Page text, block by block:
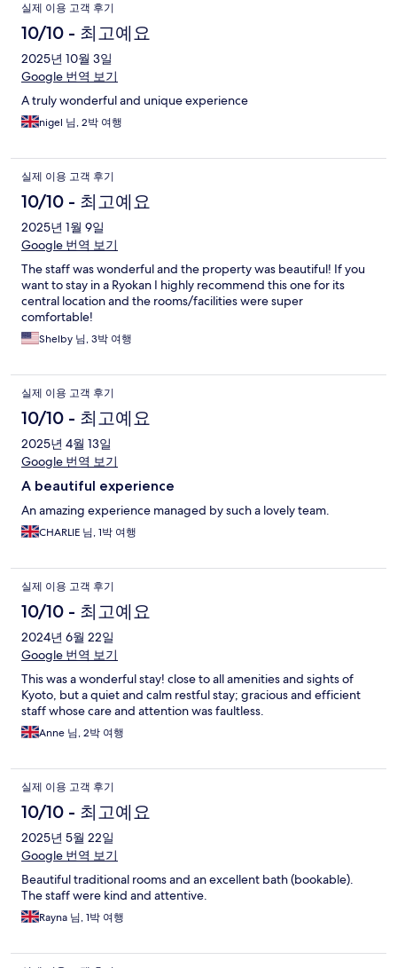
실제 이용 고객 후기
10/10 - 최고예요
2025년 10월 3일
Google 번역 보기
A truly wonderful and unique experience
nigel 님, 2박 여행
실제 이용 고객 후기
10/10 - 최고예요
2025년 1월 9일
Google 번역 보기
The staff was wonderful and the property was beautiful! If you
want to stay in a Ryokan I highly recommend this one for its
central location and the rooms/facilities were super
comfortable!
Shelby 님, 3박 여행
실제 이용 고객 후기
10/10 - 최고예요
2025년 4월 13일
Google 번역 보기
A beautiful experience
An amazing experience managed by such a lovely team.
CHARLIE 님, 1박 여행
실제 이용 고객 후기
10/10 - 최고예요
2024년 6월 22일
Google 번역 보기
This was a wonderful stay! close to all amenities and sights of
Kyoto, but a quiet and calm restful stay; gracious and efficient
staff whose care and attention was faultless.
Anne 님, 2박 여행
실제 이용 고객 후기
10/10 - 최고예요
2025년 5월 22일
Google 번역 보기
Beautiful traditional rooms and an excellent bath (bookable).
The staff were kind and attentive.
Rayna 님, 1박 여행